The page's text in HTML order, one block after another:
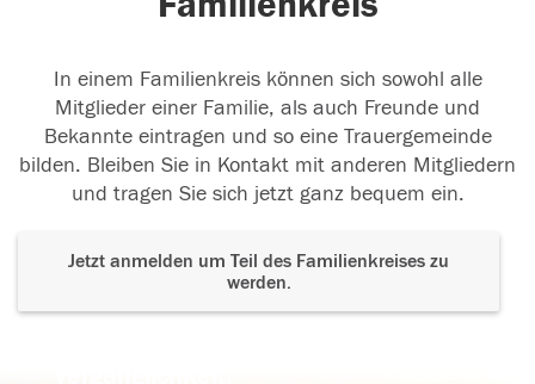
In einem Familienkreis können sich sowohl alle
Mitglieder einer Familie, als auch Freunde und
Bekannte eintragen und so eine Trauergemeinde
bilden. Bleiben Sie in Kontakt mit anderen Mitgliedern
und tragen Sie sich jetzt ganz bequem ein.
Jetzt anmelden um Teil des Familienkreises zu
werden.